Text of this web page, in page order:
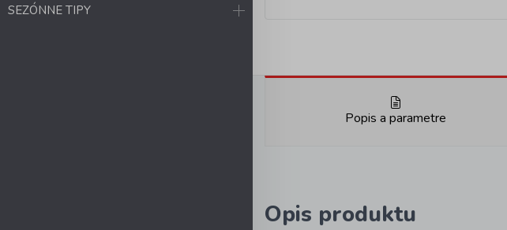
SEZÓNNE TIPY
Popis a parametre
Opis produktu